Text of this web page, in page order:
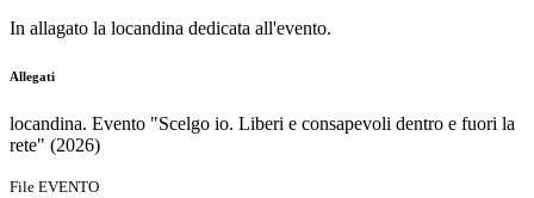
In allagato la locandina dedicata all'evento.
Allegati
locandina. Evento "Scelgo io. Liberi e consapevoli dentro e fuori la
rete" (2026)
File EVENTO